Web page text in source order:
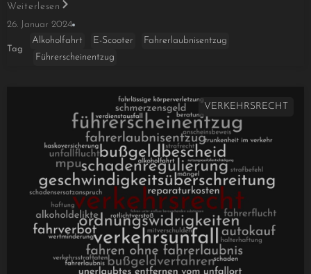
Weiterlesen
26. Januar 2024
Tag
Alkoholfahrt E-Scooter
Fahrerlaubnisentzug
Führerscheinentzug
VERKEHRSRECHT